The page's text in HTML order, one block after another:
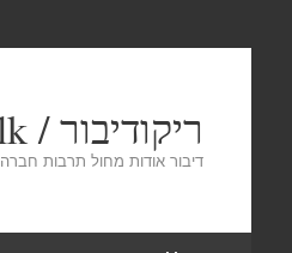
ריקודיבור / DanceTalk
דיבור אודות מחול תרבות חברה